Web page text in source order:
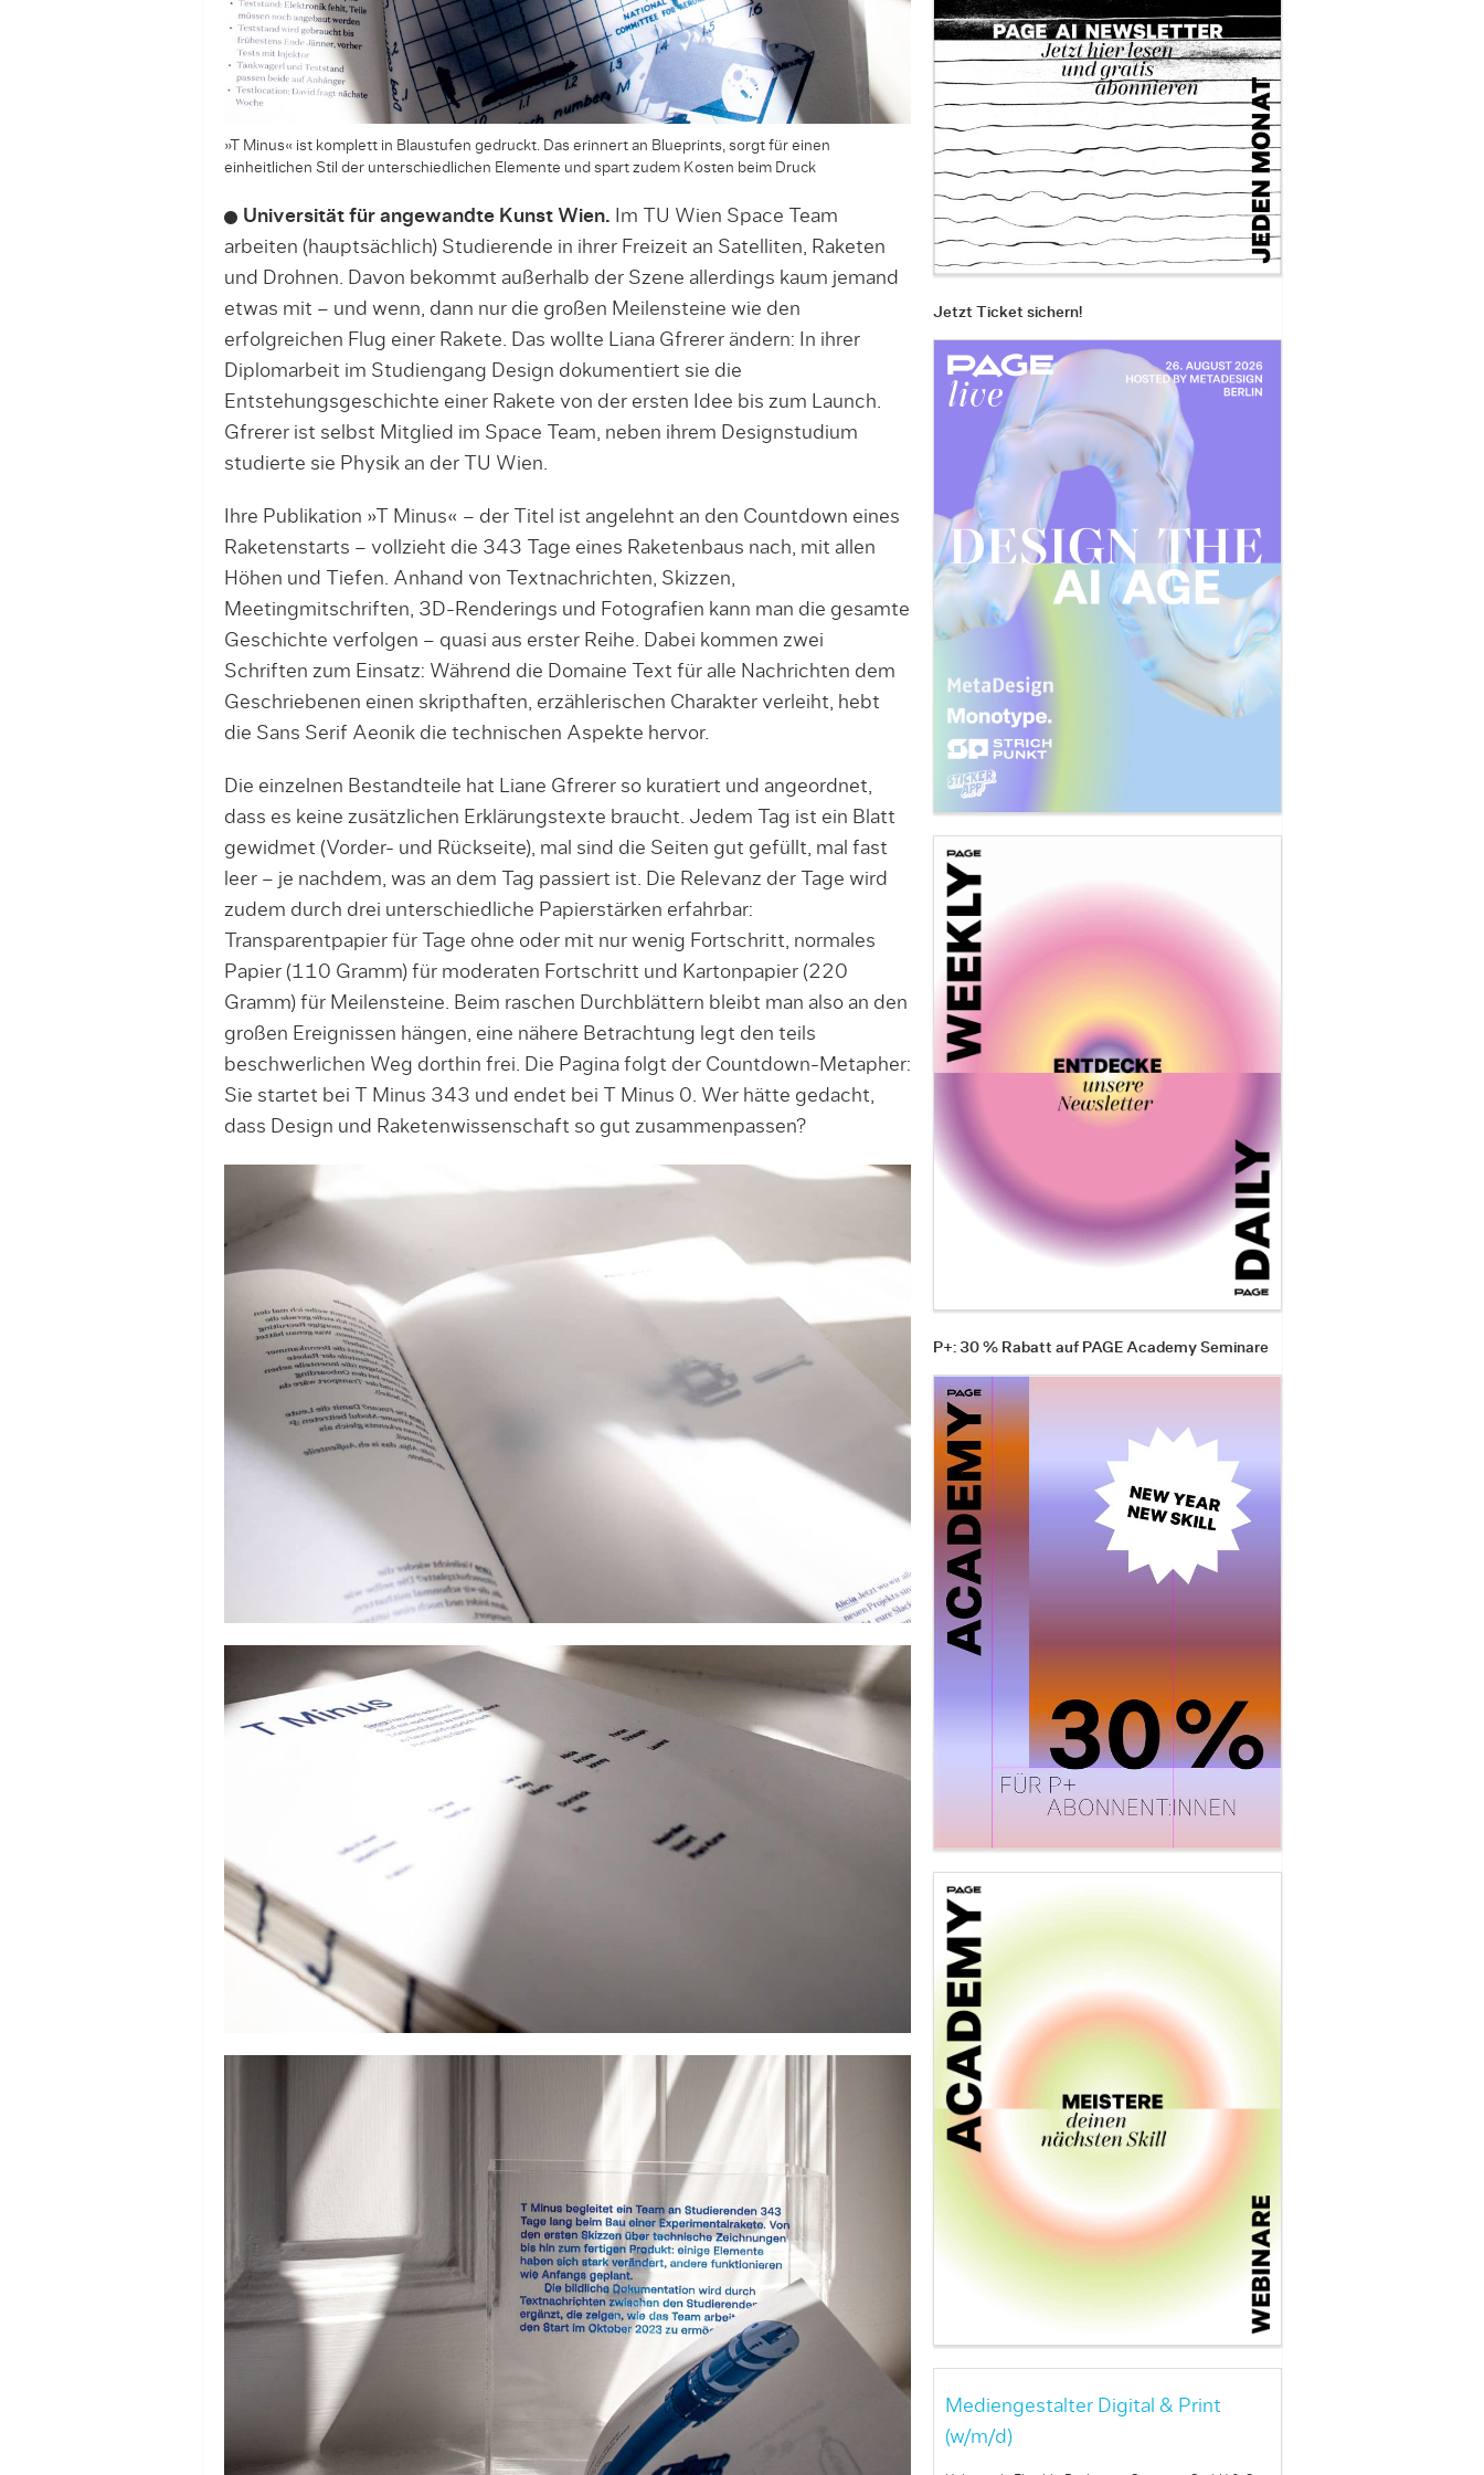
»T Minus« ist komplett in Blaustufen gedruckt. Das erinnert an Blueprints, sorgt für einen
einheitlichen Stil der unterschied­lichen Elemente und spart zudem Kosten beim Druck
Universität für angewandte Kunst Wien. Im TU Wien Space Team
arbeiten (hauptsächlich) Studierende in ihrer Freizeit an Satelliten, Raketen
und Drohnen. Davon bekommt außerhalb der Szene allerdings kaum jemand
etwas mit – und wenn, dann nur die großen Meilensteine wie den
erfolgreichen Flug einer Rakete. Das wollte Liana Gfrerer ändern: In ihrer
Diplomarbeit im Studiengang Design do­ku­mentiert sie die
Entstehungsgeschichte einer Ra­kete von der ersten Idee bis zum Launch.
Gfrerer ist selbst Mitglied im Space Team, neben ihrem Design­studium
studierte sie Physik an der TU Wien.
Ihre Publikation »T Minus« – der Titel ist angelehnt an den Countdown eines
Raketenstarts – vollzieht die 343 Tage eines Raketenbaus nach, mit allen
Höhen und Tiefen. Anhand von Textnachrichten, Skizzen,
Meetingmitschriften, 3D-Renderings und Fotografien kann man die gesamte
Geschichte verfolgen – quasi aus erster Reihe. Dabei kommen zwei
Schriften zum Einsatz: Während die Domaine Text für alle Nachrichten dem
Geschriebenen einen skript­haften, erzählerischen Charakter verleiht, hebt
die Sans Serif Aeonik die technischen Aspekte hervor.
Die einzelnen Bestandteile hat Liane Gfrerer so kuratiert und angeordnet,
dass es keine zusätzli­chen Erklärungstexte braucht. Jedem Tag ist ein Blatt
gewidmet (Vorder- und Rückseite), mal sind die Seiten gut gefüllt, mal fast
leer – je nachdem, was an dem Tag passiert ist. Die Relevanz der Tage wird
zudem durch drei unterschiedliche Papierstärken erfahrbar:
Transparentpapier für Tage ohne oder mit nur wenig Fortschritt, normales
Papier (110 Gramm) für moderaten Fortschritt und Kartonpapier (220
Gramm) für Meilensteine. Beim raschen Durchblättern bleibt man also an den
großen Ereignissen hängen, eine nähere Betrachtung legt den teils
beschwerlichen Weg dorthin frei. Die Pagina folgt der Countdown-Metapher:
Sie startet bei T Minus 343 und endet bei T Minus 0. Wer hätte gedacht,
dass Design und Raketenwissenschaft so gut zusammenpassen?
Jetzt Ticket sichern!
P+: 30 % Rabatt auf PAGE Academy Seminare
Mediengestalter Digital & Print
(w/m/d)